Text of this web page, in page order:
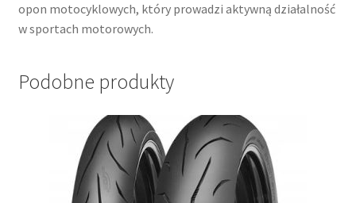
opon motocyklowych, który prowadzi aktywną działalność
w sportach motorowych.
Podobne produkty